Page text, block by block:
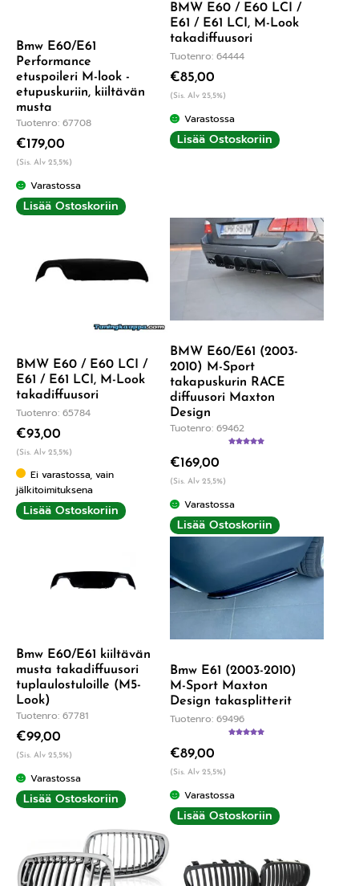
Bmw E60/E61
Performance
etuspoileri M-look -
etupuskuriin, kiiltävän
musta
Tuotenro: 67708
€179,00
(Sis. Alv 25,5%)
Varastossa
Lisää Ostoskoriin
BMW E60 / E60 LCI /
E61 / E61 LCI, M-Look
takadiffuusori
Tuotenro: 64444
€85,00
(Sis. Alv 25,5%)
Varastossa
Lisää Ostoskoriin
BMW E60 / E60 LCI /
E61 / E61 LCI, M-Look
takadiffuusori
Tuotenro: 65784
€93,00
(Sis. Alv 25,5%)
Ei varastossa, vain
jälkitoimituksena
Lisää Ostoskoriin
BMW E60/E61 (2003-
2010) M-Sport
takapuskurin RACE
diffuusori Maxton
Design
Tuotenro: 69462
€169,00
(Sis. Alv 25,5%)
Varastossa
Lisää Ostoskoriin
Bmw E60/E61 kiiltävän
musta takadiffuusori
tuplaulostuloille (M5-
Look)
Tuotenro: 67781
€99,00
(Sis. Alv 25,5%)
Varastossa
Lisää Ostoskoriin
Bmw E61 (2003-2010)
M-Sport Maxton
Design takasplitterit
Tuotenro: 69496
€89,00
(Sis. Alv 25,5%)
Varastossa
Lisää Ostoskoriin